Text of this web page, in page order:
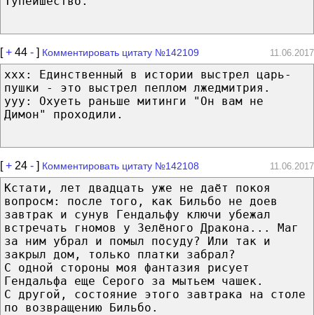
[+ 44 - ] Комментировать цитату №142109 11.06.2017
xxx: Единственный в истории выстрел царь-
пушки - это выстрел пеплом лжедмитрия.
yyy: Охуеть раньше митинги "Он вам не
Димон" проходили.
[+ 24 - ] Комментировать цитату №142108 11.06.2017
Кстати, лет двадцать уже не даёт покоя
вопросм: после того, как Бильбо не доев
завтрак и сунув Гендальфу ключи убежал
встречать гномов у Зелёного Дракона... Маг
за ним убрал и помыл посуду? Или так и
закрыл дом, только платки забрал?
С одной стороны моя фантазия рисует
Гендальфа еще Серого за мытьем чашек.
С другой, состояние этого завтрака на столе
по возвращению Бильбо.